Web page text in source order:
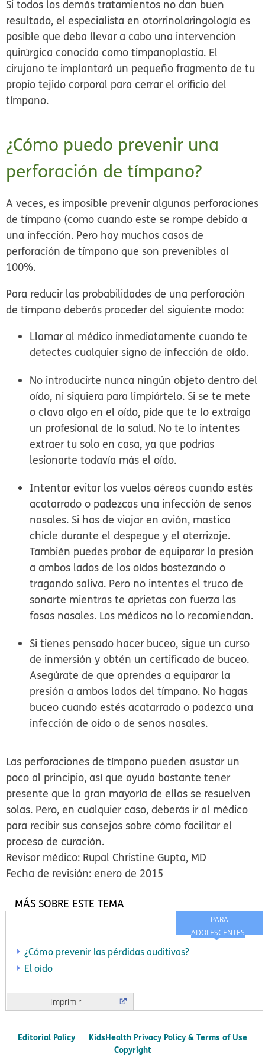
Si todos los demás tratamientos no dan buen
resultado, el especialista en otorrinolaringología es
posible que deba llevar a cabo una intervención
quirúrgica conocida comotimpanoplastia. El
cirujano te implantará un pequeño fragmento de tu
propio tejido corporal para cerrar el orificio del
tímpano.
¿Cómo puedo prevenir una
perforación de tímpano?
A veces, es imposible prevenir algunas perforaciones
de tímpano (como cuando este se rompe debido a
una infección. Pero hay muchos casos de
perforación de tímpano que son prevenibles al
100%.
Para reducir las probabilidades de una perforación
de tímpano deberás proceder del siguiente modo:
Llamar al médico inmediatamente cuando te
detectes cualquier signo de infección de oído.
No introducirte nunca ningún objeto dentro del
oído, ni siquiera para limpiártelo. Si se te mete
o clava algo en el oído, pide que te lo extraiga
un profesional de la salud. No te lo intentes
extraer tu solo en casa, ya que podrías
lesionarte todavía más el oído.
Intentar evitar los vuelos aéreos cuando estés
acatarrado o padezcas una infección de senos
nasales. Si has de viajar en avión, mastica
chicle durante el despegue y el aterrizaje.
También puedes probar de equiparar la presión
a ambos lados de los oídos bostezando o
tragando saliva. Pero no intentes el truco de
sonarte mientras te aprietas con fuerza las
fosas nasales. Los médicos no lo recomiendan.
Si tienes pensado hacer buceo, sigue un curso
de inmersión y obtén un certificado de buceo.
Asegúrate de que aprendes a equiparar la
presión a ambos lados del tímpano. No hagas
buceo cuando estés acatarrado o padezca una
infección de oído o de senos nasales.
Las perforaciones de tímpano pueden asustar un
poco al principio, así que ayuda bastante tener
presente que la gran mayoría de ellas se resuelven
solas. Pero, en cualquier caso, deberás ir al médico
para recibir sus consejos sobre cómo facilitar el
proceso de curación.
Revisor médico: Rupal Christine Gupta, MD
Fecha de revisión: enero de 2015
PARA
ADOLESCENTES
MÁS SOBRE ESTE TEMA
¿Cómo prevenir las pérdidas auditivas?
El oído
Imprimir
Editorial Policy
KidsHealth Privacy Policy & Terms of Use
Copyright